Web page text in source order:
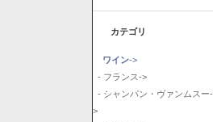
カテゴリ
ワイン->
- フランス->
- シャンパン・ヴァンムスー-
>